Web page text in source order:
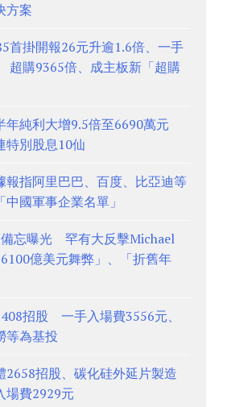
方案
首掛開報26元升逾1.6倍、一手
購9365倍、成主板新「超購
年純利大增9.5倍至6690萬元
特別股息10仙
報指阿里巴巴、百度、比亞迪等
中國軍事企業名單」
忘曝光 罕有大反擊Michael
億美元舞弊」、「折舊年
招股 一手入場費3556元、
等為基投
2658招股、碳化硅外延片製造
費2929元